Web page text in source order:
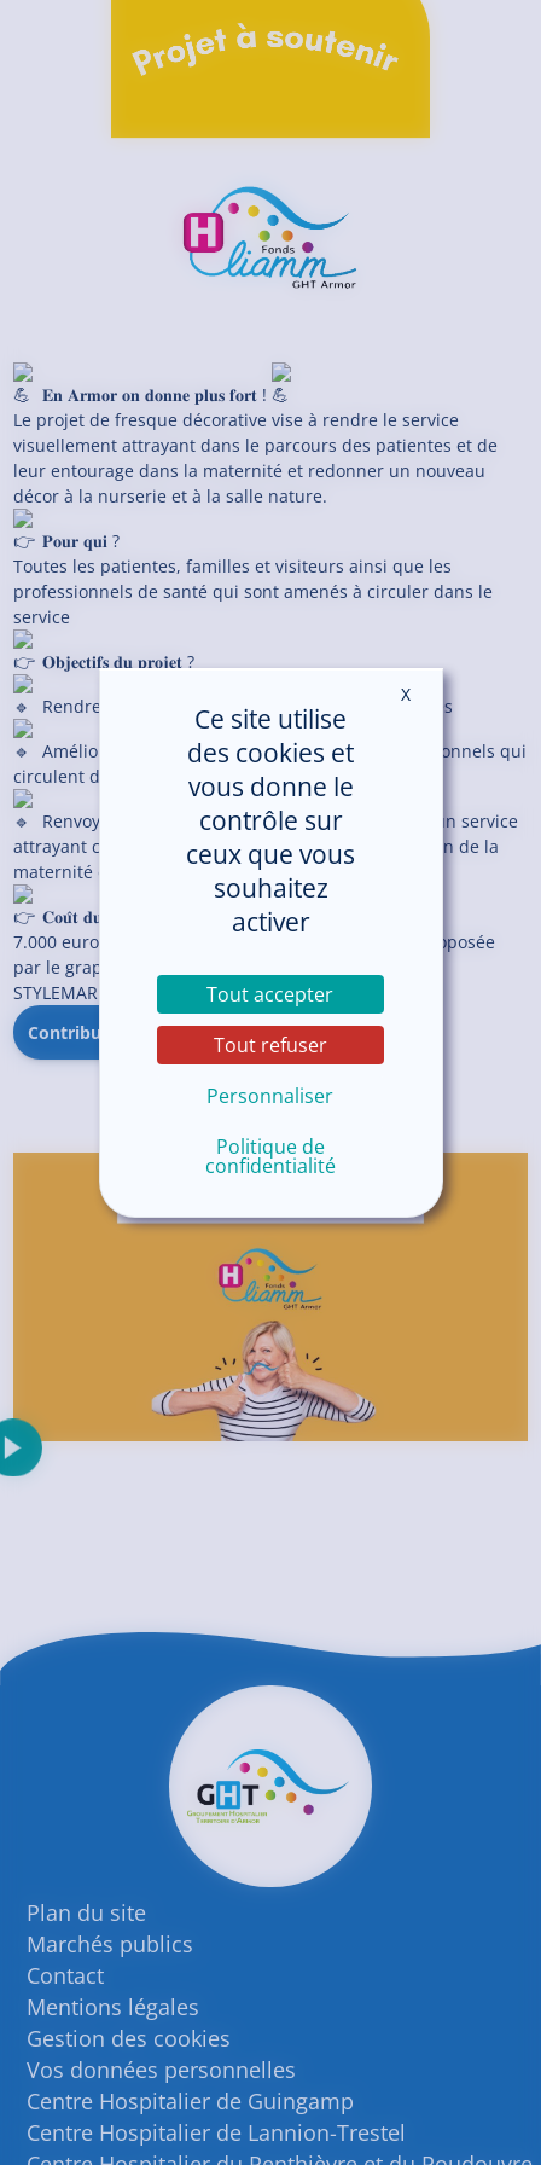
𝐄𝐧 𝐀𝐫𝐦𝐨𝐫 𝐨𝐧 𝐝𝐨𝐧𝐧𝐞 𝐩𝐥𝐮𝐬 𝐟𝐨𝐫𝐭 !
Le projet de fresque décorative vise à rendre le service
visuellement attrayant dans le parcours des patientes et de
leur entourage dans la maternité et redonner un nouveau
décor à la nurserie et à la salle nature.
𝐏𝐨𝐮𝐫 𝐪𝐮𝐢 ?
Toutes les patientes, familles et visiteurs ainsi que les
professionnels de santé qui sont amenés à circuler dans le
service
𝐎𝐛𝐣𝐞𝐜𝐭𝐢𝐟𝐬 𝐝𝐮 𝐩𝐫𝐨𝐣𝐞𝐭 ?
Rendre le service plus attrayant pour les patientes
Améliorer la qualité de vie au travail des professionnels qui
circulent dans le service
Renvoyer au grand public et aux professionnels un service
attrayant complémentaire à la prise en charge au sein de la
maternité de Lannion
𝐂𝐨𝐮̂𝐭 𝐝𝐮 𝐩𝐫𝐨𝐣𝐞𝐭 ?
7.000 euros comprenant la prestation de services proposée
par le graphiste Bertrand KERAVIS de la société
STYLEMARKERS, qui va réaliser la fresque du service.
Contribuer au projet
Plan du site
Marchés publics
Contact
Mentions légales
Gestion des cookies
Vos données personnelles
Centre Hospitalier de Guingamp
Centre Hospitalier de Lannion-Trestel
Ce site utilise
des cookies et
vous donne le
contrôle sur
ceux que vous
souhaitez
activer
Tout accepter
Tout refuser
Personnaliser
Politique de
confidentialité
XMasquer le